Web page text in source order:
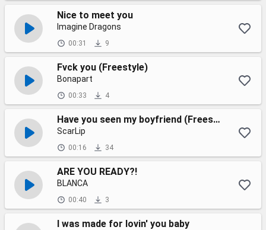
Nice to meet you
Imagine Dragons
00:31 9
Fvck you (Freestyle)
Bonapart
00:33 4
Have you seen my boyfriend (Freestyle)
ScarLip
00:16 34
ARE YOU READY?!
BLANCA
00:40 3
I was made for lovin' you baby